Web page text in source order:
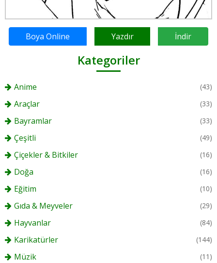
Boya Online Yazdır İndir
Kategoriler
Anime (43)
Araçlar (33)
Bayramlar (33)
Çeşitli (49)
Çiçekler & Bitkiler (16)
Doğa (16)
Eğitim (10)
Gıda & Meyveler (29)
Hayvanlar (84)
Karikatürler (144)
Müzik (11)